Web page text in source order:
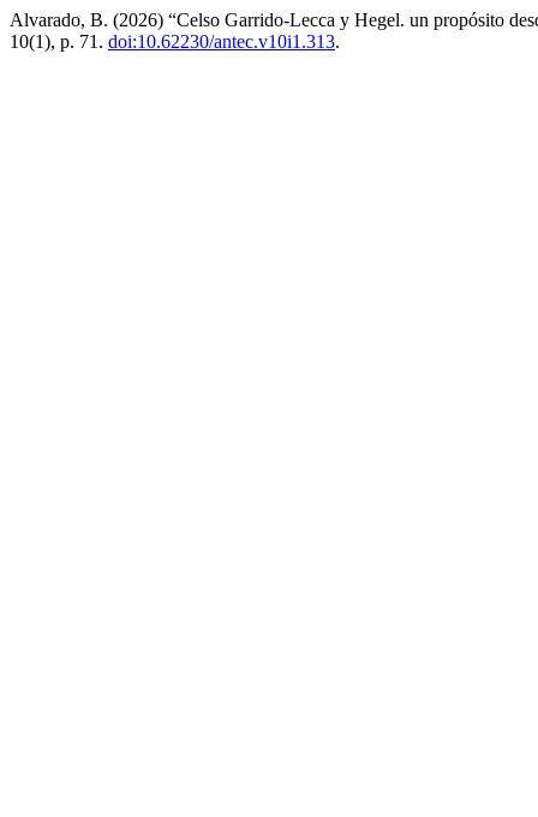
Alvarado, B. (2026) “Celso Garrido-Lecca y Hegel. un propósito
10(1), p. 71. doi:10.62230/antec.v10i1.313.